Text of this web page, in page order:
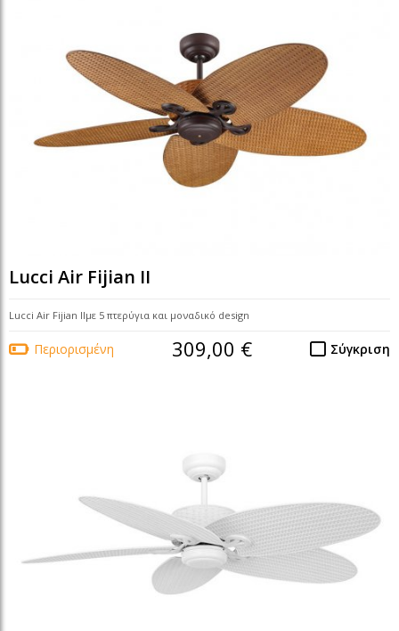
Lucci Air Fijian II
Lucci Air Fijian IIμε 5 πτερύγια και μοναδικό design
Περιορισμένη Σύγκριση
309,00 €